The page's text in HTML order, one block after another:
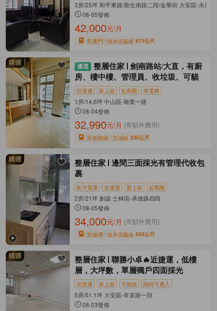
3房/25坪 和平東路/新生南路二段/金華街 大安區-永康街
08-05發佈
42,000元/月
距東門 淡水信義線 613公尺
整層住家
劍南路站/大直，有廚
房、樓中樓、管理員、收垃圾、可貓
近捷運 新上架 近商圈 有電梯
1房/14.6坪 中山區-敬業一路
08-04發佈
32,990元/月 (有額外費用)
距劍南路 文湖線 235公尺
整層住家
邊間三面採光有管理代收包
裹
影片賞屋 近捷運 新上架 近商圈
2房/21坪 創築 士林區-承德路四段
08-05發佈
34,000元/月 (有額外費用)
距劍潭 淡水信義線 543公尺
整層住家
聯勝小卓🔥近捷運，低樓
層，大坪數，單層獨戶四面採光
近捷運 新上架 可報稅 隨時可遷入
5房/51.1坪 大安區-辛亥路一段
08-03發佈